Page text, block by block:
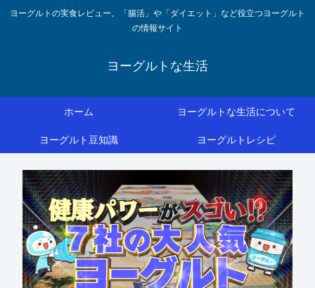
ヨーグルトの実食レビュー。「腸活」や「ダイエット」など役立つヨーグルト
の情報サイト
ヨーグルトな生活
ホーム
ヨーグルトな生活について
ヨーグルト豆知識
ヨーグルトレシピ